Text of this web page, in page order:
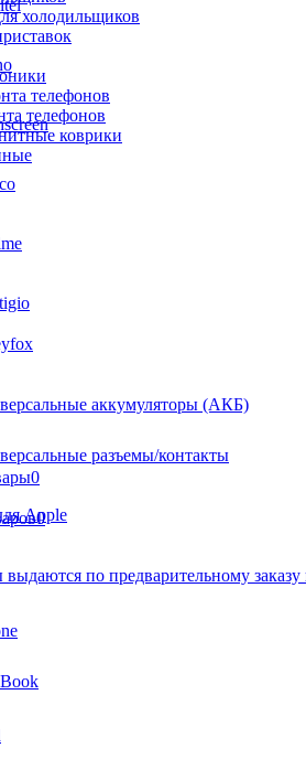
холодильщиков
телефонов
телефонов
коврики
0
0
по предварительному заказу
аккумуляторы (АКБ)
разъемы/контакты
Apple